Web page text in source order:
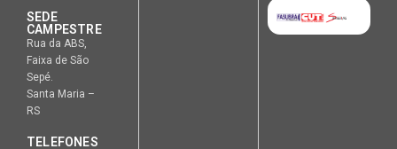
SEDE
CAMPESTRE
Rua da ABS,
Faixa de São
Sepé.
Santa Maria –
RS
TELEFONES